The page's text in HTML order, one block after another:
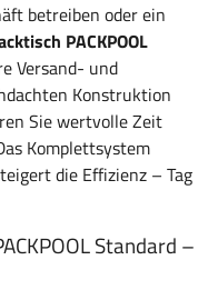
betreiben oder ein
PACKPOOL
Versand- und
Konstruktion
Sie wertvolle Zeit
Komplettsystem
die Effizienz – Tag
Standard –